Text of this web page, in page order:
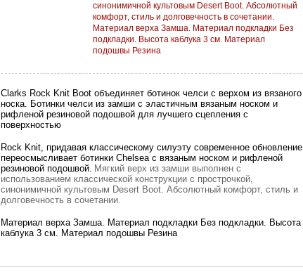
синонимичной культовым Desert Boot. Абсолютный
комфорт, стиль и долговечность в сочетании.
Материал верха Замша. Материал подкладки Без
подкладки. Высота каблука 3 см. Материал
подошвы Резина
Clarks Rock Knit Boot объединяет ботинок челси с верхом из вязаного
носка. Ботинки челси из замши с эластичным вязаным носком и
рифленой резиновой подошвой для лучшего сцепления с
поверхностью
Rock Knit, придавая классическому силуэту современное
переосмысливает ботинки Chelsea с вязаным носком и рифленой
резиновой подошвой. Мягкий верх из замши выполнен с
использованием классической конструкции с прострочкой,
синонимичной культовым Desert Boot. Абсолютный комфорт, стиль и
долговечность в сочетании.
Материал верха Замша. Материал подкладки Без подкладки. Высота
каблука 3 см. Материал подошвы Резина